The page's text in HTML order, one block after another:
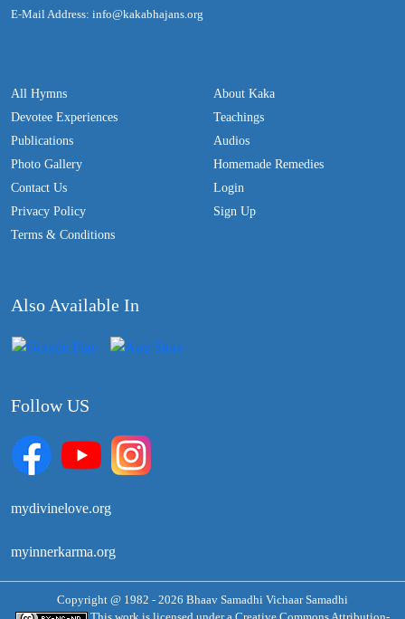
E-Mail Address: info@kakabhajans.org
All Hymns
Devotee Experiences
Publications
Photo Gallery
Contact Us
Privacy Policy
Terms & Conditions
About Kaka
Teachings
Audios
Homemade Remedies
Login
Sign Up
Also Available In
Follow US
mydivinelove.org
myinnerkarma.org
Copyright @ 1982 - 2026 Bhaav Samadhi Vichaar Samadhi